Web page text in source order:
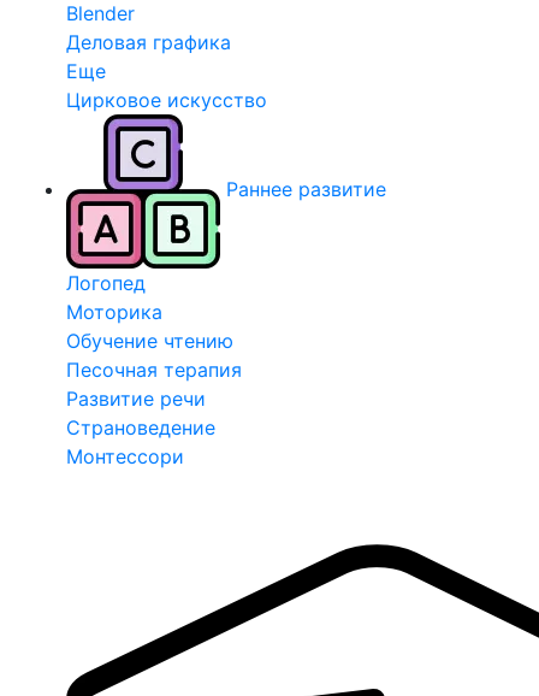
Blender
Деловая графика
Еще
Цирковое искусство
Раннее развитие
Логопед
Моторика
Обучение чтению
Песочная терапия
Развитие речи
Страноведение
Монтессори